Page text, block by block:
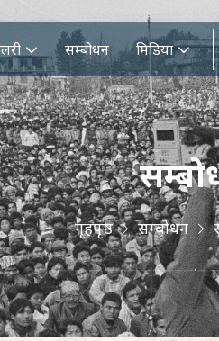
सम्बोधन मिडिया
गृहपृष्ठ सम्बोधन